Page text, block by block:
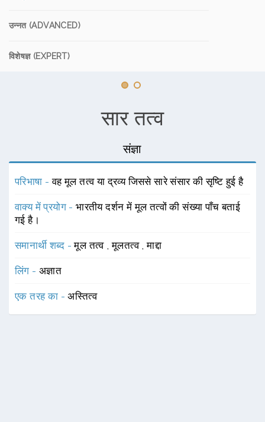
उन्नत (ADVANCED)
विशेषज्ञ (EXPERT)
सार तत्व
संज्ञा
परिभाषा -वह मूल तत्व या द्रव्य जिससे सारे संसार की सृष्टि हुई है
वाक्य में प्रयोग -भारतीय दर्शन में मूल तत्वों की संख्या पाँच बताई
गई है।
समानार्थी शब्द -मूल तत्व ,मूलतत्व ,माद्दा
लिंग - अज्ञात
एक तरह का -अस्तित्व